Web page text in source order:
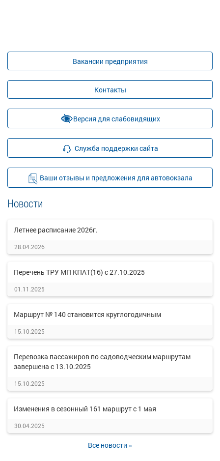
Вакансии предприятия
Контакты
Версия для слабовидящих
Служба поддержки сайта
Ваши отзывы и предложения для автовокзала
Новости
Летнее расписание 2026г.
28.04.2026
Перечень ТРУ МП КПАТ(16) с 27.10.2025
01.11.2025
Маршрут № 140 становится круглогодичным
15.10.2025
Перевозка пассажиров по садоводческим маршрутам
завершена с 13.10.2025
15.10.2025
Изменения в сезонный 161 маршрут с 1 мая
30.04.2025
Все новости »